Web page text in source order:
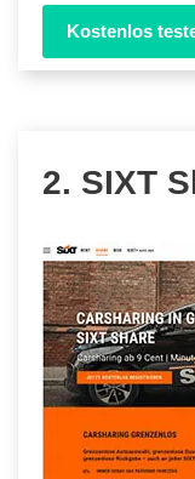
Kostenlos
2. SIXT